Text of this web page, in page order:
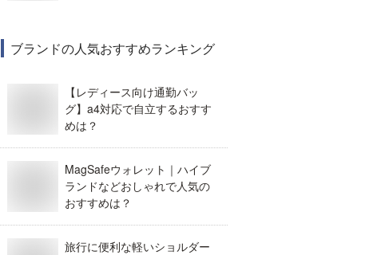
ブランドの人気おすすめランキング
【レディース向け通勤バッ
グ】a4対応で自立するおすす
めは？
MagSafeウォレット｜ハイブ
ランドなどおしゃれで人気の
おすすめは？
旅行に便利な軽いショルダー